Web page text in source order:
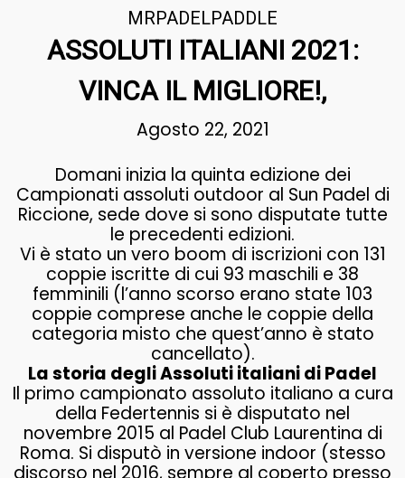
MRPADELPADDLE
ASSOLUTI ITALIANI 2021:
VINCA IL MIGLIORE!,
Agosto 22, 2021
Domani inizia la quinta edizione dei
Campionati assoluti outdoor al Sun Padel di
Riccione, sede dove si sono disputate tutte
le precedenti edizioni.
Vi è stato un vero boom di iscrizioni con 131
coppie iscritte di cui 93 maschili e 38
femminili (l’anno scorso erano state 103
coppie comprese anche le coppie della
categoria misto che quest’anno è stato
cancellato).
La storia degli Assoluti italiani di Padel
Il primo campionato assoluto italiano a cura
della Federtennis si è disputato nel
novembre 2015 al Padel Club Laurentina di
Roma. Si disputò in versione indoor (stesso
discorso nel 2016, sempre al coperto presso